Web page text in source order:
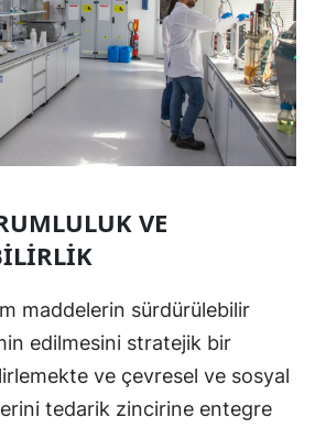
VE
maddelerin sürdürülebilir
edilmesini stratejik bir
ve çevresel ve sosyal
tedarik zincirine entegre